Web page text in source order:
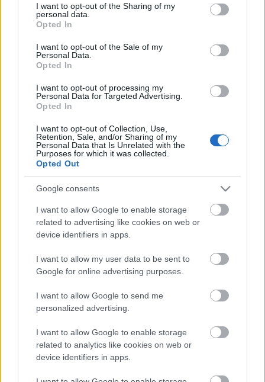
not limited to your visit or usage behaviour. You may click to
grant or deny consent to Google and its third-party tags to
use your data for below specified purposes in below Google
consent section.
I want to opt-out of the Sharing of my
personal data.
Opted In
I want to opt-out of the Sale of my
Personal Data.
Opted In
I want to opt-out of processing my
Personal Data for Targeted Advertising.
Opted In
I want to opt-out of Collection, Use,
Retention, Sale, and/or Sharing of my
Personal Data that Is Unrelated with the
Purposes for which it was collected.
Opted Out
Google consents
I want to allow Google to enable storage
related to advertising like cookies on web or
device identifiers in apps.
I want to allow my user data to be sent to
Google for online advertising purposes.
I want to allow Google to send me
personalized advertising.
I want to allow Google to enable storage
related to analytics like cookies on web or
device identifiers in apps.
Portero: Paulo Gazzaniga (Girona) - 14 puntos | Foto: Imago /
Los resultados de la jornada
Mallorca 1 – Celta 0 (Dani Rodríguez)
Rayo 0 – Real Sociedad 2 (Sorloth, Barrenetxea)
Espanyol 1 – Betis 0 (Braithwaite)
Atlético 3 – Valladolid 0 (Griezmann, Morata, Hermoso)
Sevilla 1 – Cádiz 0 (Rakitic pen.)
Villarreal 1 – Girona 0 (Parejo pen.)
Elche 1 – Osasuna 1 (Carmona; Chimy Ávila)
Athletic 0 – Real Madrid 2 (Benzema, Kroos)
¡A pujar! Cuatro triunfadores de la jornada 18
Estos cuatro futbolistas fueron de los
más rentables de la jornada 18 tras
sumar 8 o más puntos con un valor
de mercado inferior a los 2 millones
de euros. Pueden revalorizarse
próximamente.
Partidazo de Griezmann
La jornada 18 de LaLiga no fue muy prolífica en goles, con tan sólo 18